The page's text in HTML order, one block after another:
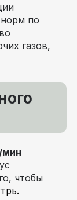
по
газов,
мин
чтобы
трь.